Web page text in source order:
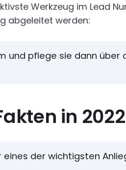
Werkzeug im Lead
abgeleitet werden:
pflege sie dann über
in 2022
der wichtigsten